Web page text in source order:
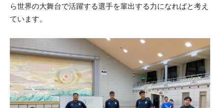
ら世界の大舞台で活躍する選手を輩出する力になればと考え
ています。